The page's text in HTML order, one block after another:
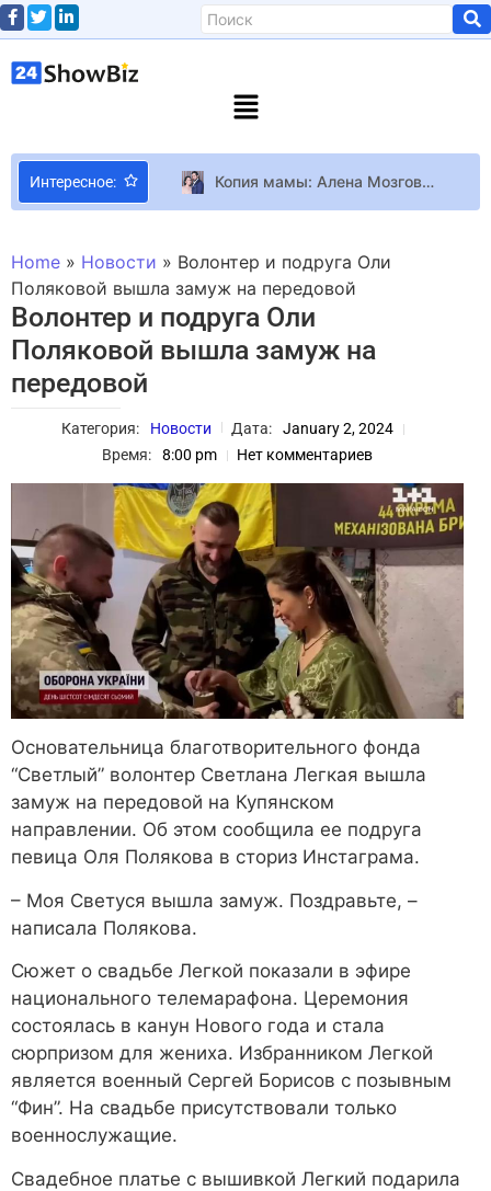
Интересное:
Копия мамы: Алена Мозговая показала подросшую дочь от Аксельрода
Послушать живую музыку или посмотреть спектакль? Куда сходить в Одессе в январе 2024 — культурный дайджест от Вікон
Home » Новости » Волонтер и подруга Оли
Поляковой вышла замуж на передовой
Волонтер и подруга Оли
Поляковой вышла замуж на
передовой
Категория: Новости Дата:
January 2, 2024
Время:
8:00 pm Нет комментариев
Основательница благотворительного фонда
“Светлый” волонтер Светлана Легкая вышла
замуж на передовой на Купянском
направлении. Об этом сообщила ее подруга
певица Оля Полякова в сториз Инстаграма.
– Моя Светуся вышла замуж. Поздравьте, –
написала Полякова.
Сюжет о свадьбе Легкой показали в эфире
национального телемарафона. Церемония
состоялась в канун Нового года и стала
сюрпризом для жениха. Избранником Легкой
является военный Сергей Борисов с позывным
“Фин”. На свадьбе присутствовали только
военнослужащие.
Свадебное платье с вышивкой Легкий подарила